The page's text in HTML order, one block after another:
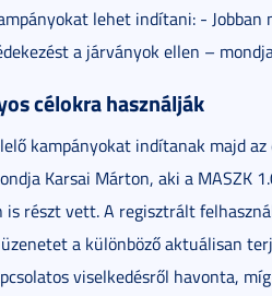
lehet indítani: -
a járványok ellen –
célokra használják
kampányokat indítanak majd
Karsai Márton, aki a MASZK
részt vett. A regisztrált
a különböző aktuálisan
viselkedésről havonta,